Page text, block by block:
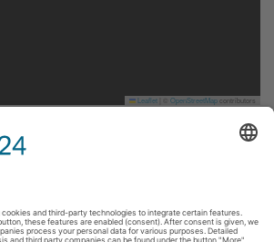
Leaflet © OpenStreetMapcontributors